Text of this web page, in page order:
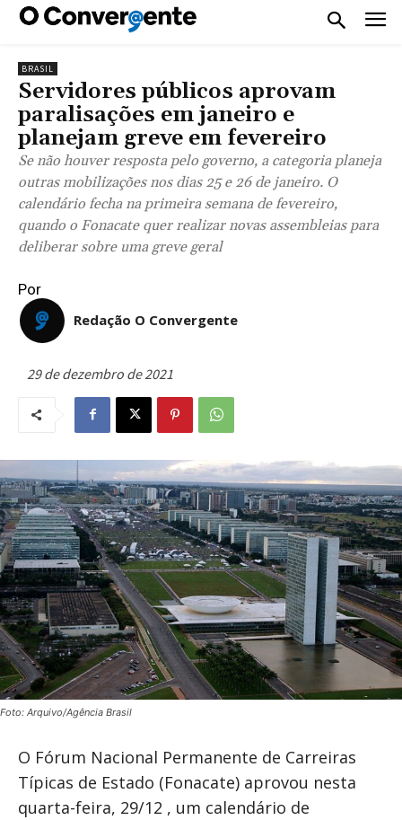
BRASIL
Servidores públicos aprovam
paralisações em janeiro e
planejam greve em fevereiro
Se não houver resposta pelo governo, a categoria planeja
outras mobilizações nos dias 25 e 26 de janeiro. O
calendário fecha na primeira semana de fevereiro,
quando o Fonacate quer realizar novas assembleias para
deliberar sobre uma greve geral
Por
Redação O Convergente
29 de dezembro de 2021
Foto: Arquivo/Agência Brasil
O Fórum Nacional Permanente de Carreiras
Típicas de Estado (Fonacate) aprovou nesta
quarta-feira, 29/12 , um calendário de